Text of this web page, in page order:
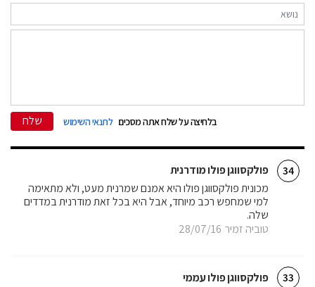
בלחיצה על שלח אתה מסכים לתנאי השימוש שלח
34 פולקסווגן פולו מודרנית
טוביה זמיר 28/07/16
מכונית פולקסווגן פולו היא אמנם שמרנית מעט, ולא מתאימה
למי שמחפש רכב מיוחד, אבל היא בכל זאת מודרנית במדדים
שלה.
33 פולקסווגן פולו עממי